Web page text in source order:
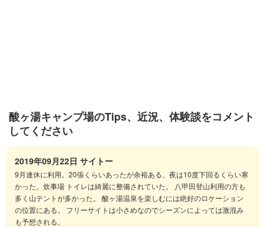
酸ヶ湯キャンプ場のTips、近況、体験談をコメント
してください
2019年09月22日 サイトー
9月連休に利用。20張くらいあったが余裕ある。夜は10度下回るくらい寒
かった。炊事場 トイレは綺麗に整備されていた。 八甲田登山利用の方も
多く山テントが多かった。 酸ヶ湯温泉を楽しむには絶好のロケーション
の位置にある。 フリーサイトは小さめなのでシーズンによっては激混み
も予想される。